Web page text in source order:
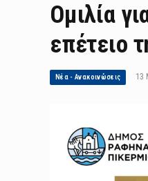
Ομιλία
επέτειο
Νέα - Ανακοινώσεις 13